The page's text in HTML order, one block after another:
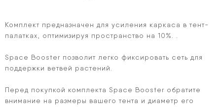
Комплект предназначен для усиления каркаса в тент-
палатках, оптимизируя пространство на 10%. .
Space Booster позволит легко фиксировать сеть для
поддержки ветвей растений.
Перед покупкой комплекта Space Booster обратите
внимание на размеры вашего тента и диаметр его